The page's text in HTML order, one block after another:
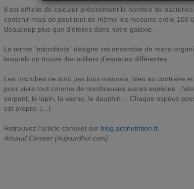
Il est difficile de calculer précisément le nombre de
contenir mais on peut tout de même les mesurer entre 100
Beaucoup plus que d'étoiles dans notre galaxie.
Le terme "microbiote" désigne cet ensemble de micro-
lesquels on trouve des milliers d'espèces différentes.
Les microbes ne sont pas tous mauvais, bien au contraire
pour vivre tout comme de nombreuses autres espèces :
serpent, le lapin, la vache, le dauphin… Chaque espèce
est propre. (...)
Retrouvez l'article complet sur blog.actinutrition.fr.
Arnaud Censier [Aujourdhui.com]